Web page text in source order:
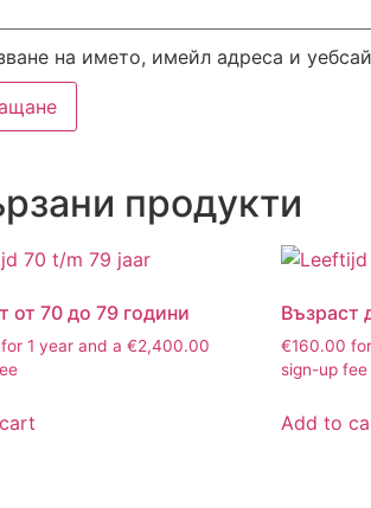
на името, имейл адреса и
продукти
от 70 до 79 години
for 1 year and a €2,400.00
Възраст
€160.00
sign-up fee
Add to